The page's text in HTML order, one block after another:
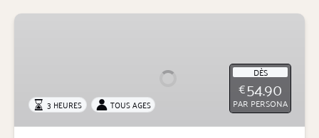
Alhambra
los
DÈS
€54.90
PAR PERSONA
3 HEURES TOUS AGES